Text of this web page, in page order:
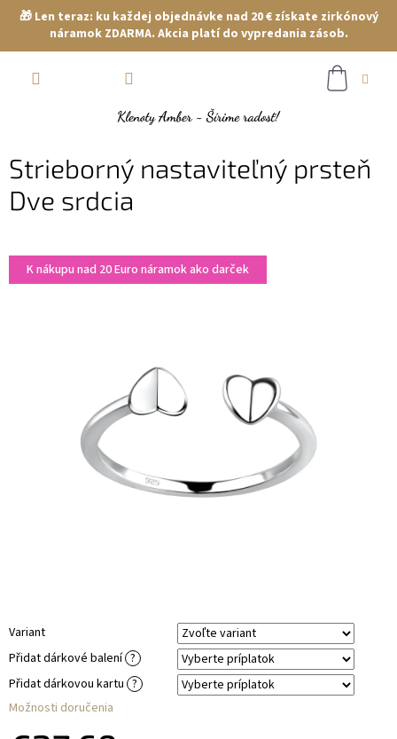
🎁 Len teraz: ku každej objednávke nad 20 € získate zirkónový
náramok ZDARMA. Akcia platí do vypredania zásob.
Strieborný nastaviteľný prsteň
Dve srdcia
K nákupu nad 20 Euro náramok ako darček
Variant
Přidat dárkové balení ?
Přidat dárkovou kartu ?
Možnosti doručenia